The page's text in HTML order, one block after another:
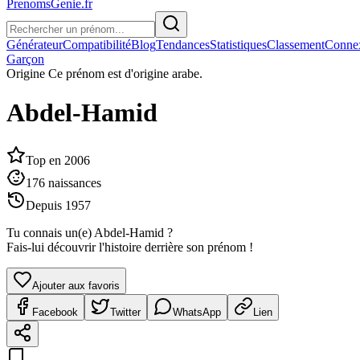
PrenomsGenie.fr
GénérateurCompatibilitéBlogTendancesStatistiquesClassement
Garçon
Origine Ce prénom est d'origine arabe.
Abdel-Hamid
Top en 2006
176 naissances
Depuis 1957
Tu connais un(e) Abdel-Hamid ?
Fais-lui découvrir l'histoire derrière son prénom !
Ajouter aux favoris
Facebook Twitter WhatsApp Lien